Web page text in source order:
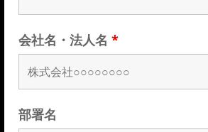
会社名・法人名 *
部署名
Application example
Contact
What’s DRAGON TORCH